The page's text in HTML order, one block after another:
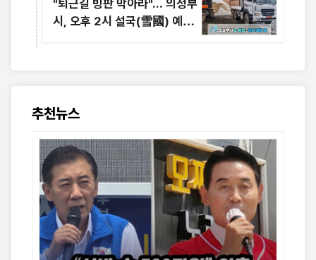
"퇴근길 빙판 막아라"... 의정부
시, 오후 2시 설국(雪國) 예보
추천뉴스